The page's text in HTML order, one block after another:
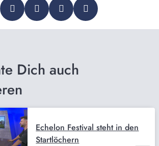
Dich auch
Echelon Festival steht in den
Startlöchern